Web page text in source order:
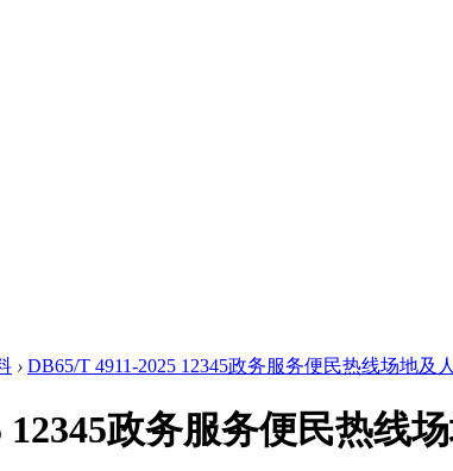
› DB65/T 4911-2025 12345政务服务便民热线场地及
12345政务服务便民热线